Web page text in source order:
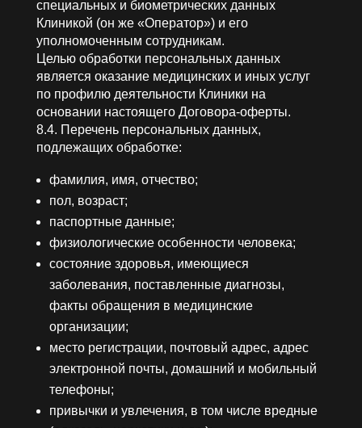
специальных и биометрических данных
Клиникой (он же «Оператор») и его
уполномоченным сотрудникам.
Целью обработки персональных данных
является оказание медицинских и иных услуг
по профилю деятельности Клиники на
основании настоящего Договора-оферты.
8.4. Перечень персональных данных,
подлежащих обработке:
фамилия, имя, отчество;
пол, возраст;
паспортные данные;
физиологические особенности человека;
состояние здоровья, имеющиеся
заболевания, поставленные диагнозы,
факты обращения в медицинские
организации;
место регистрации, почтовый адрес, адрес
электронной почты, домашний и мобильный
телефоны;
привычки и увлечения, в том числе вредные